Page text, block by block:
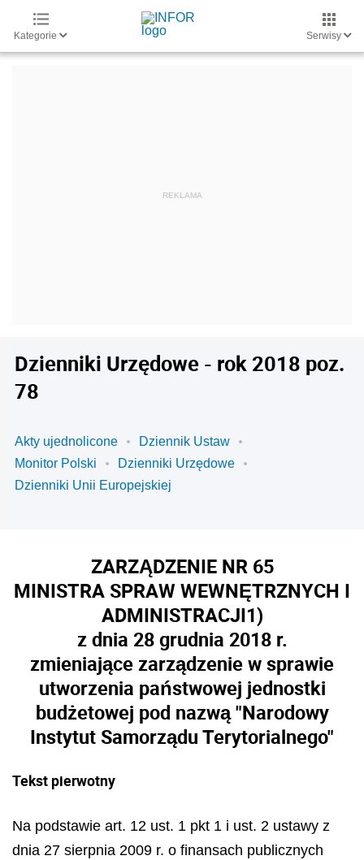
Kategorie Serwisy
Dzienniki Urzędowe - rok 2018 poz.
78
Akty ujednolicone
Dziennik Ustaw
Monitor Polski
Dzienniki Urzędowe
Dzienniki Unii Europejskiej
ZARZĄDZENIE NR 65
MINISTRA SPRAW WEWNĘTRZNYCH I
ADMINISTRACJI1)
z dnia 28 grudnia 2018 r.
zmieniające zarządzenie w sprawie
utworzenia państwowej jednostki
budżetowej pod nazwą "Narodowy
Instytut Samorządu Terytorialnego"
Tekst pierwotny
Na podstawie art. 12 ust. 1 pkt 1 i ust. 2 ustawy z
dnia 27 sierpnia 2009 r. o finansach publicznych